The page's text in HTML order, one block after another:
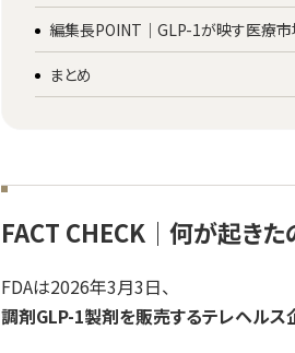
編集長POINT｜GLP-1が映す医療
まとめ
FACT CHECK｜何が起きた
FDAは2026年3月3日、
調剤GLP-1製剤を販売するテレヘル